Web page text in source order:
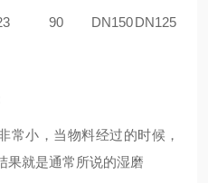
90 DN150DN125
小，当物料经过的时候，
果就是通常所说的湿磨